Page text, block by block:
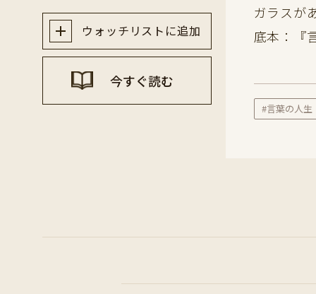
ウォッチリストに追加
今すぐ読む
ガラスが
底本：『
#言葉の人生